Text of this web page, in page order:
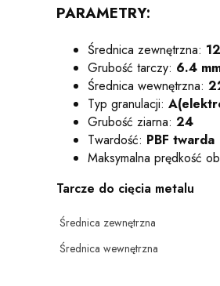
PARAMETRY:
Średnica zewnętrzna:
Grubość tarczy: 6.4
Średnica wewnętrzna:
Typ granulacji:
Grubość ziarna: 24
Twardość: PBF twarda
Maksymalna prędkość
Tarcze do cięcia metalu
Średnica zewnętrzna
Średnica wewnętrzna